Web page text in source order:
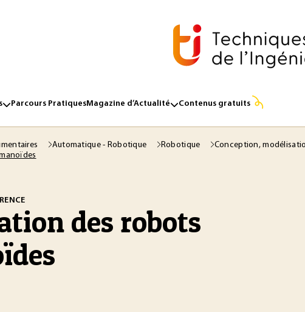
Parcours PratiquesMagazine d’Actualité Contenus gratuits
Automatique - Robotique Robotique
Conception,
des robots